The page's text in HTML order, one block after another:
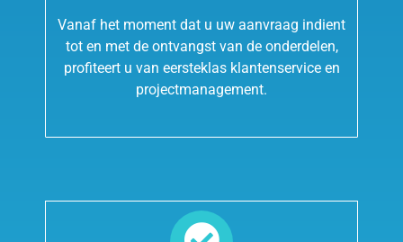
Vanaf het moment dat u uw aanvraag indient
tot en met de ontvangst van de onderdelen,
profiteert u van eersteklas klantenservice en
projectmanagement.